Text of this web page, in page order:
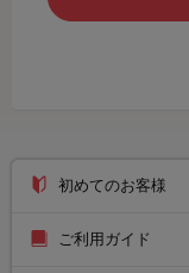
初めてのお客様
ご利用ガイド